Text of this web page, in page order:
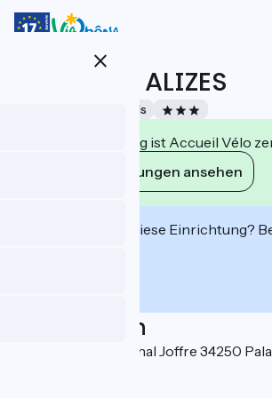
Direkt
zum
close
HOTEL LES ALIZES
Hotels
Diese Einrichtung ist Accueil Vélo
Ihre Verpflichtungen ansehen
Interessiert Sie diese Einrichtung?
Localisation
6 Boulevard Maréchal Joffre 34250